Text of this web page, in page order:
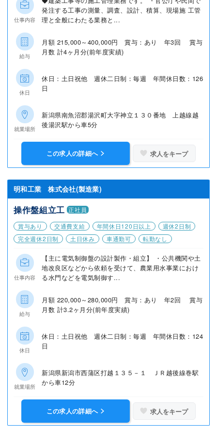
仕事内容
発注する工事の測量、調査、設計、積算、現場施 工管
理と全般にわたる業務と...
給与
月額 215,000～400,000円 賞与：あり 年3回 賞与
月数 計4ヶ月分(前年度実績)
休日
休日：土日祝他 週休二日制：毎週 年間休日数：126
日
就業場所
新潟県南魚沼郡湯沢町大字神立１３０番地 上越線越
後湯沢駅から車5分
この求人の詳細へ 求人をキープ
明和工業 株式会社(製造業)
操作盤組立工 正社員
賞与あり
交通費支給 年間休日120日以上
週休2日制
完全週休2日制
土日休み 車通勤可 転勤なし
仕事内容
【主に電気制御盤の設計製作・組立】 ・公共機関や土
地改良区などから依頼を受けて、農業用水事業におけ
る水門などを電気制御す...
給与
月額 220,000～280,000円 賞与：あり 年2回 賞与
月数 計3.2ヶ月分(前年度実績)
休日
休日：土日祝他 週休二日制：毎週 年間休日数：124
日
就業場所
新潟県新潟市西蒲区打越１３５－１ ＪＲ越後線巻駅
から車12分
この求人の詳細へ 求人をキープ